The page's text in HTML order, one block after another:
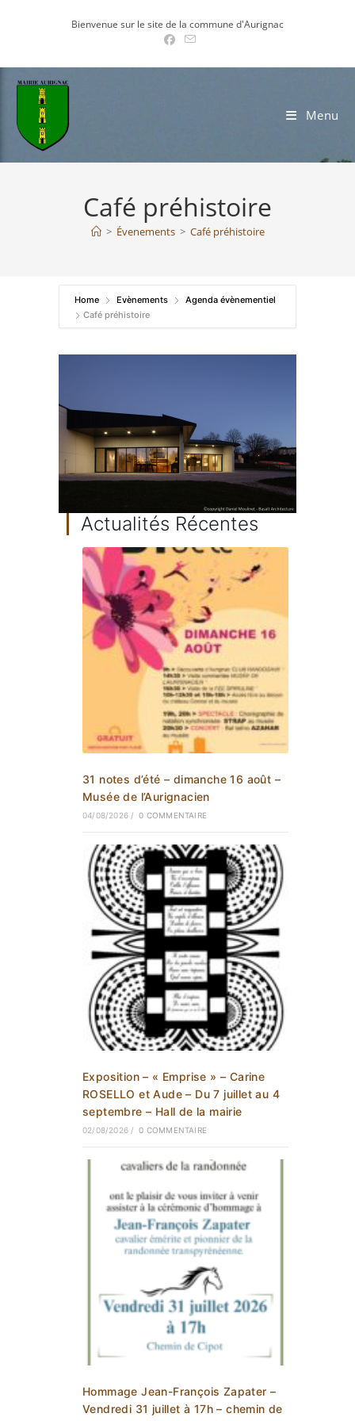
Bienvenue sur le site de la commune d'Aurignac
Menu
Café préhistoire
> Évenements > Café préhistoire
Home Evènements
Agenda évènementiel
Café préhistoire
Actualités Récentes
31 notes d’été – dimanche 16 août –
Musée de l’Aurignacien
04/08/2026 / 0 COMMENTAIRE
Exposition – « Emprise » – Carine
ROSELLO et Aude – Du 7 juillet au 4
septembre – Hall de la mairie
02/08/2026 / 0 COMMENTAIRE
Hommage Jean-François Zapater –
Vendredi 31 juillet à 17h – chemin de